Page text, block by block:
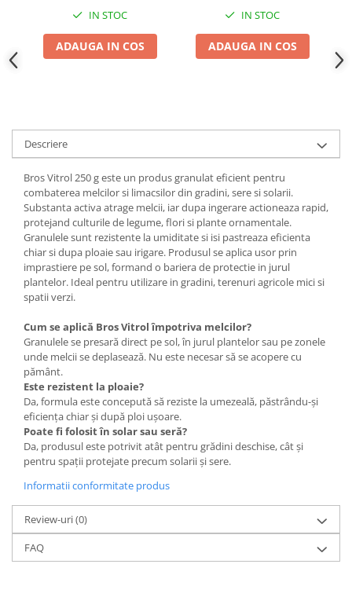
Insecticid
Tratamente repaus vegetativ
Ingrasaminte plante - CUTIE / KG
Ingrasaminte plante - FLORI
Ingrasaminte plante - FLORI - GEL
Casa, Gradina
Accesorii agricole
Accesorii gard electric
Araci/ Suporti plante
Candele / Rezerve / Lumanari
Carabine/ carlige
Diverse casa si gradina
Diverse depozitare
Echipament protectie gradina
Fir/Ata de legat
Foarfeci
Furtun / banda / tub
Motofierastrau / Drujba
IN STOC
ADAUGA IN COS
IN STOC
ADAUGA IN COS
Descriere
Bros Vitrol 250 g este un produs granulat eficient pentru
combaterea melcilor si limacsilor din gradini, sere si solarii.
Substanta activa atrage melcii, iar dupa ingerare actioneaza rapid,
protejand culturile de legume, flori si plante ornamentale.
Granulele sunt rezistente la umiditate si isi pastreaza eficienta
chiar si dupa ploaie sau irigare. Produsul se aplica usor prin
imprastiere pe sol, formand o bariera de protectie in jurul
plantelor. Ideal pentru utilizare in gradini, terenuri agricole mici si
spatii verzi.
Cum se aplică Bros Vitrol împotriva melcilor?
Granulele se presară direct pe sol, în jurul plantelor sau pe zonele
unde melcii se deplasează. Nu este necesar să se acopere cu
pământ.
Este rezistent la ploaie?
Da, formula este concepută să reziste la umezeală, păstrându-și
eficiența chiar și după ploi ușoare.
Poate fi folosit în solar sau seră?
Da, produsul este potrivit atât pentru grădini deschise, cât și
pentru spații protejate precum solarii și sere.
Informatii conformitate produs
Review-uri(0)
FAQ